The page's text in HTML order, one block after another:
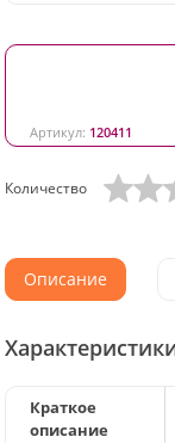
Артикул: 120411
Количество
Описание
Краткое
описание